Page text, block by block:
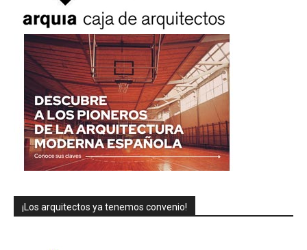
¡Los arquitectos ya tenemos convenio!